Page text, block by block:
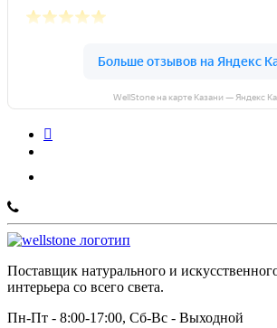
WellStone на карте Казани — Яндекс
Поставщик натурального и
интерьера со всего света.
Пн-Пт - 8:00-17:00, Сб-Вс - Выходной